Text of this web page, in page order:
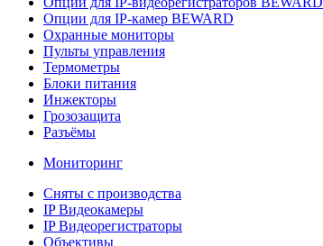
Опции для IP-камер BEWARD
Охранные мониторы
Пульты управления
Термометры
Блоки питания
Инжекторы
Грозозащита
Разъёмы
Мониторинг
Сняты с производства
IP Видеокамеры
IP Видеорегистраторы
Объективы